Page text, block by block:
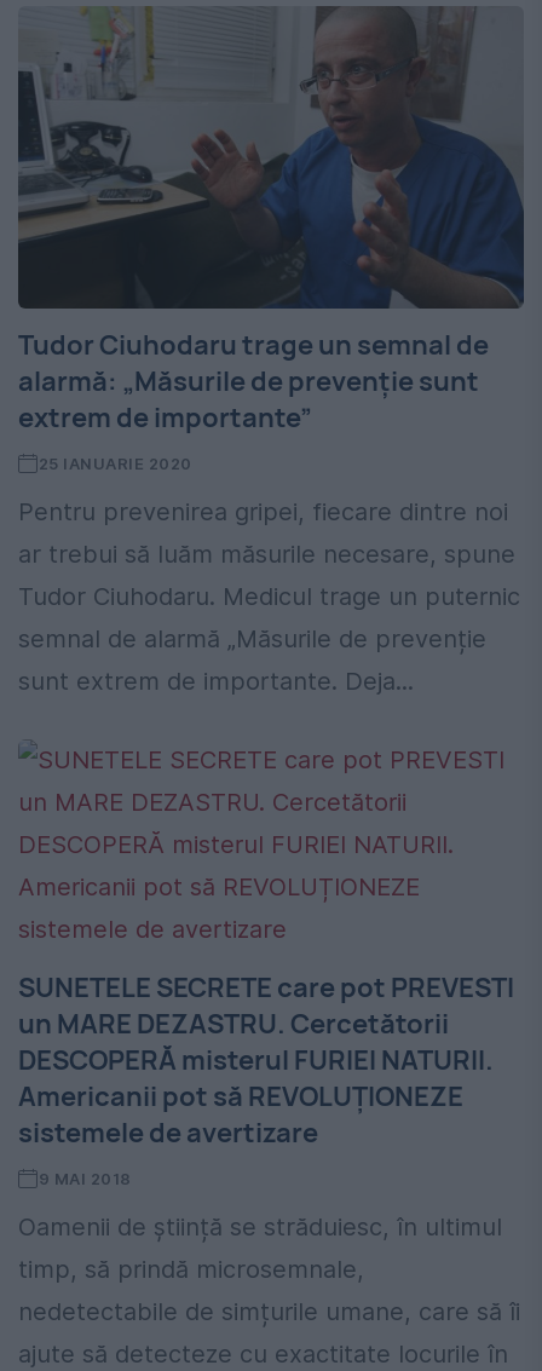
Tudor Ciuhodaru trage un semnal de
alarmă: „Măsurile de prevenție sunt
extrem de importante”
25 IANUARIE 2020
Pentru prevenirea gripei, fiecare dintre noi
ar trebui să luăm măsurile necesare, spune
Tudor Ciuhodaru. Medicul trage un puternic
semnal de alarmă „Măsurile de prevenție
sunt extrem de importante. Deja...
SUNETELE SECRETE care pot PREVESTI
un MARE DEZASTRU. Cercetătorii
DESCOPERĂ misterul FURIEI NATURII.
Americanii pot să REVOLUȚIONEZE
sistemele de avertizare
9 MAI 2018
Oamenii de știință se străduiesc, în ultimul
timp, să prindă microsemnale,
nedetectabile de simțurile umane, care să îi
ajute să detecteze cu exactitate locurile în